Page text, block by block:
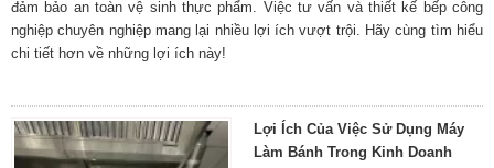
đảm bảo an toàn vệ sinh thực phẩm. Việc tư vấn và thiết kế bếp công
nghiệp chuyên nghiệp mang lại nhiều lợi ích vượt trội. Hãy cùng tìm hiểu
chi tiết hơn về những lợi ích này!
Lợi Ích Của Việc Sử Dụng Máy
Làm Bánh Trong Kinh Doanh